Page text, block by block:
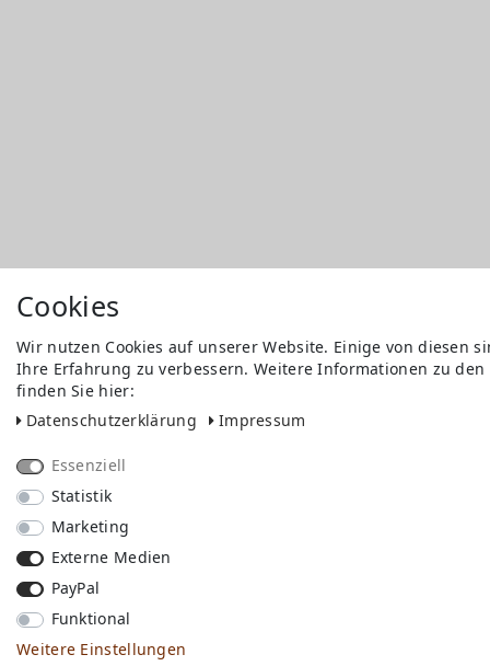
Cookies
Wir nutzen Cookies auf unserer Website. Einige von diesen
Ihre Erfahrung zu verbessern. Weitere Informationen zu
finden Sie hier:
Daten­schutz­erklärung
Impressum
Essenziell
Statistik
Marketing
Externe Medien
PayPal
Funktional
Weitere Einstellungen